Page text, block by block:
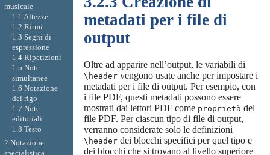
metadati per i file di
output
Oltre ad apparire nell’output, le variabili di
\headervengono usate anche per impostare i
metadati per i file di output. Per esempio, con
i file PDF, questi metadati possono essere
mostrati dai lettori PDF come proprietà del
file PDF. Per ciascun tipo di file di output,
verranno considerate solo le definizioni
\headerdei blocchi specifici per quel tipo e
dei blocchi che si trovano al livello superiore
musicale
1.1 Altezze
1.2 Ritmi
1.3 Segni di
espressione
1.4 Ripetizioni
1.5 Note
simultanee
1.6 Notazione
del rigo
1.7 Note
editoriali
1.8 Testo
2 Notazione
specialistica